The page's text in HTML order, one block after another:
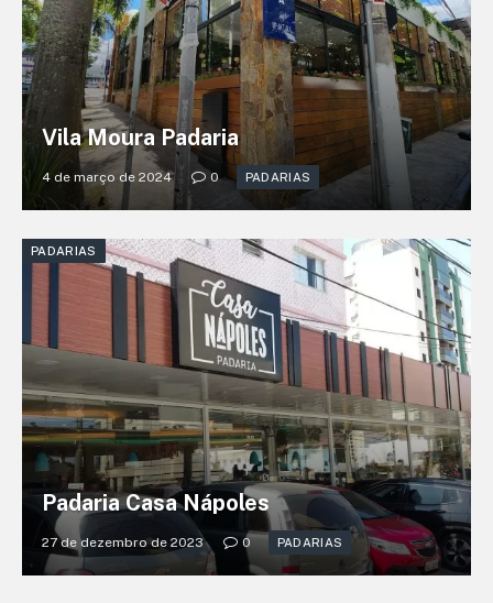
Vila Moura Padaria
4 de março de 2024 0 PADARIAS
PADARIAS
Padaria Casa Nápoles
27 de dezembro de 2023 0 PADARIAS